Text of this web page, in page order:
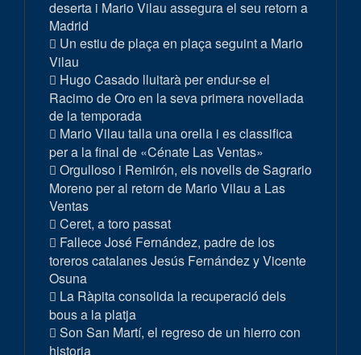
deserta i Mario Vilau assegura el seu retorn a
Madrid
Un estiu de plaça en plaça seguint a Mario
Vilau
Hugo Casado lluitarà per endur-se el
Racimo de Oro en la seva primera novellada
de la temporada
Mario Vilau talla una orella i es classifica
per a la final de «Cénate Las Ventas»
Orgulloso i Remirón, els novells de Sagrario
Moreno per al retorn de Mario Vilau a Las
Ventas
Ceret, a toro passat
Fallece José Fernández, padre de los
toreros catalanes Jesús Fernández y Vicente
Osuna
La Ràpita consolida la recuperació dels
bous a la platja
Son San Martí, el regreso de un hierro con
historia